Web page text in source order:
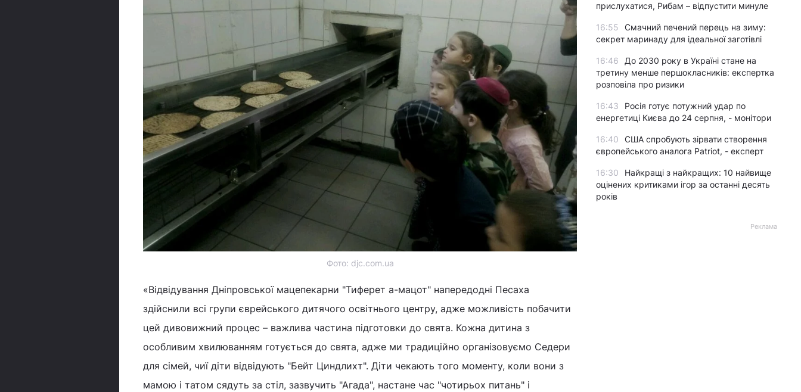
Фото: djc.com.ua
«Відвідування Дніпровської мацепекарни "Тиферет а-мацот" напередодні Песаха
здійснили всі групи єврейського дитячого освітнього центру, адже можливість побачити
цей дивовижний процес – важлива частина підготовки до свята. Кожна дитина з
особливим хвилюванням готується до свята, адже ми традиційно організовуємо Седери
для сімей, чиї діти відвідують "Бейт Циндлихт". Діти чекають того моменту, коли вони з
мамою і татом сядуть за стіл, зазвучить "Агада", настане час "чотирьох питань" і
прислухатися, Рибам – відпустити минуле
16:55
Смачний печений перець на зиму:
секрет маринаду для ідеальної заготівлі
16:46
До 2030 року в Україні стане на
третину менше першокласників: експертка
розповіла про ризики
16:43
Росія готує потужний удар по
енергетиці Києва до 24 серпня, - монітори
16:40
США спробують зірвати створення
європейського аналога Patriot, - експерт
16:30
Найкращі з найкращих: 10 найвище
оцінених критиками ігор за останні десять
років
Реклама